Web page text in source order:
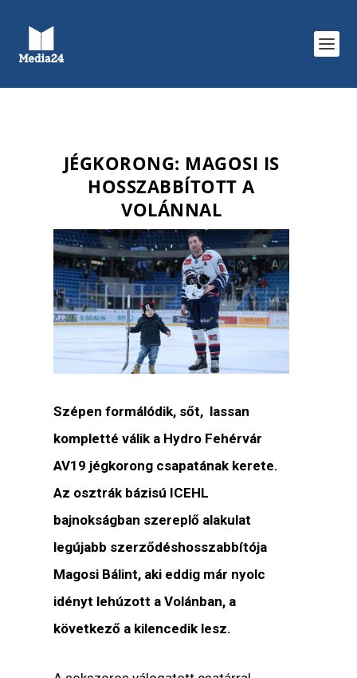
JÉGKORONG: MAGOSI IS
HOSSZABBÍTOTT A
VOLÁNNAL
Szépen formálódik, sőt, lassan
kompletté válik a Hydro Fehérvár
AV19 jégkorong csapatának kerete.
Az osztrák bázisú ICEHL
bajnokságban szereplő alakulat
legújabb szerződéshosszabbítója
Magosi Bálint, aki eddig már nyolc
idényt lehúzott a Volánban, a
következő a kilencedik lesz.